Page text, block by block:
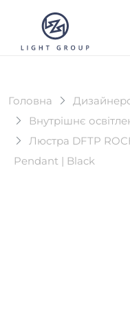
Головна
Внутрішнє
Люстра DFTP
Pendant | Black